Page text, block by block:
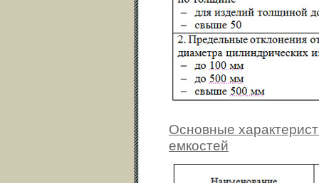
Основные
емкостей